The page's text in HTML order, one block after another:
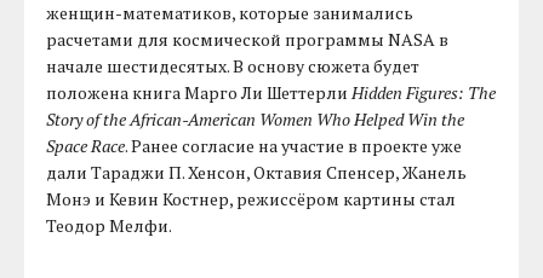
женщин-математиков, которые занимались
расчетами для космической программы NASA в
начале шестидесятых. В основу сюжета будет
положена книга Марго Ли ШеттерлиHidden Figures: The
Story of the African-American Women Who Helped Win the
Space Race. Ранее согласие на участие в проекте уже
дали Тараджи П. Хенсон, Октавия Спенсер, Жанель
Монэ и Кевин Костнер, режиссёром картины стал
Теодор Мелфи.